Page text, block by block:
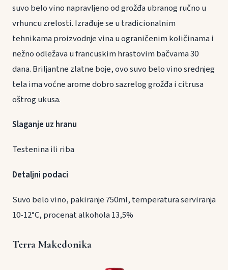
suvo belo vino napravljeno od grožđa ubranog ručno u
vrhuncu zrelosti. Izrađuje se u tradicionalnim
tehnikama proizvodnje vina u ograničenim količinama i
nežno odležava u francuskim hrastovim bačvama 30
dana. Briljantne zlatne boje, ovo suvo belo vino srednjeg
tela ima voćne arome dobro sazrelog grožđa i citrusa
oštrog ukusa.
Slaganje uz hranu
Testenina ili riba
Detaljni podaci
Suvo belo vino, pakiranje 750ml, temperatura serviranja
10-12°C, procenat alkohola 13,5%
Terra Makedonika